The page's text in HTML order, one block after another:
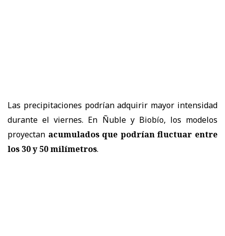
Las precipitaciones podrían adquirir mayor intensidad
durante el viernes. En Ñuble y Biobío, los modelos
proyectan acumulados que podrían fluctuar entre
los 30 y 50 milímetros.